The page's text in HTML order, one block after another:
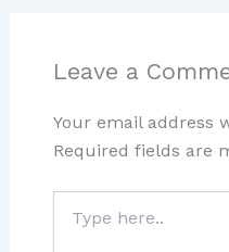
Leave a
Your email address
Required fields are
here..